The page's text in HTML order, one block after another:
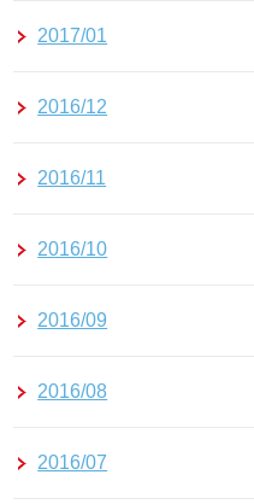
2017/01
2016/12
2016/11
2016/10
2016/09
2016/08
2016/07